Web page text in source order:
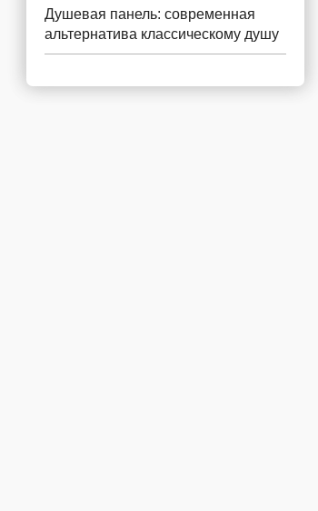
Душевая панель: современная
альтернатива классическому душу